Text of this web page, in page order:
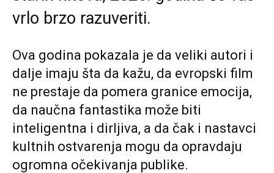
vrlo brzo razuveriti.
Ova godina pokazala je da veliki autori i
dalje imaju šta da kažu, da evropski film
ne prestaje da pomera granice emocija,
da naučna fantastika može biti
inteligentna i dirljiva, a da čak i nastavci
kultnih ostvarenja mogu da opravdaju
ogromna očekivanja publike.